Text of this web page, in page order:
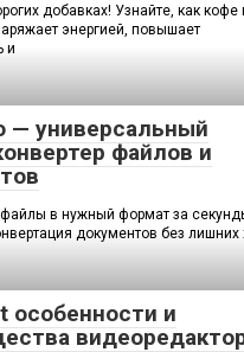
добавках! Узнайте, как кофе
энергией, повышает
и
— универсальный
файлов и
в нужный формат за
документов без лишних
особенности и